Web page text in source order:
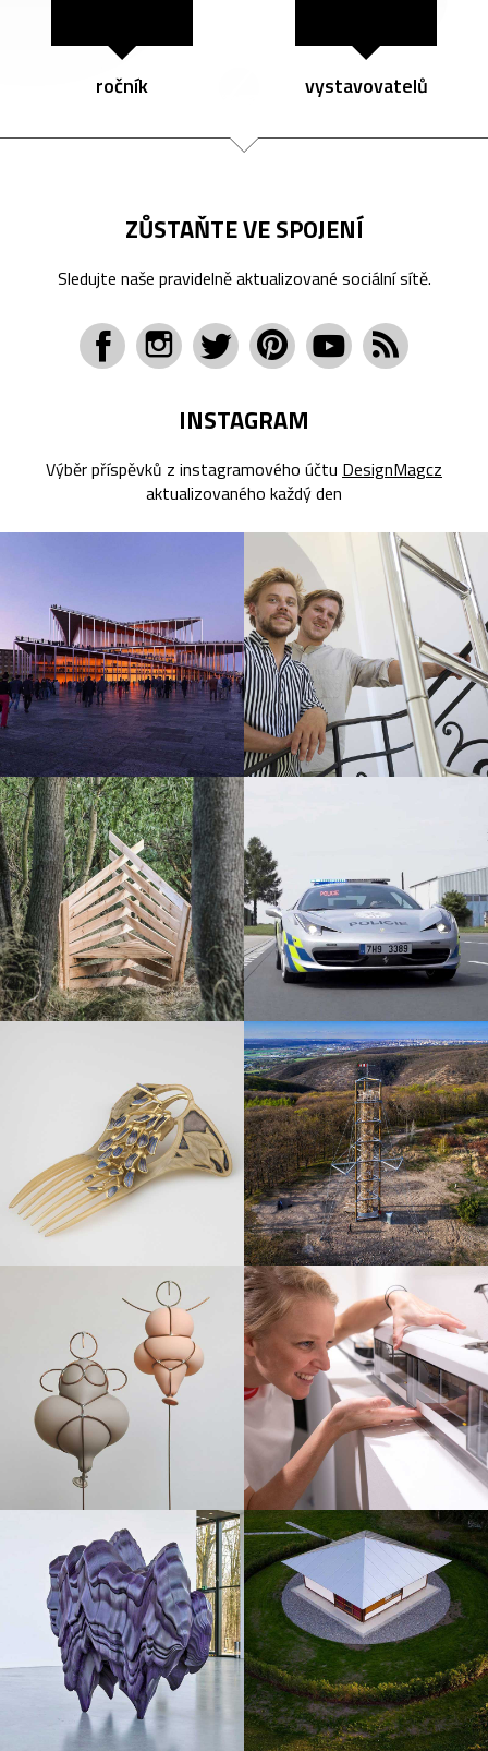
ročník vystavovatelů
ZŮSTAŇTE VE SPOJENÍ
Sledujte naše pravidelně aktualizované sociální sítě.
INSTAGRAM
Výběr příspěvků z instagramového účtu DesignMagcz
aktualizovaného každý den